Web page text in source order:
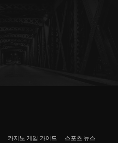
카지노 게임 가이드 스포츠 뉴스